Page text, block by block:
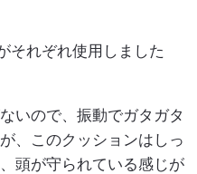
それぞれ使用しました
いので、振動でガタガタ
、このクッションはしっ
頭が守られている感じが